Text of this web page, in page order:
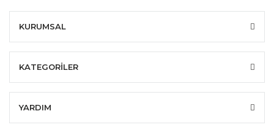
KURUMSAL
KATEGORİLER
YARDIM